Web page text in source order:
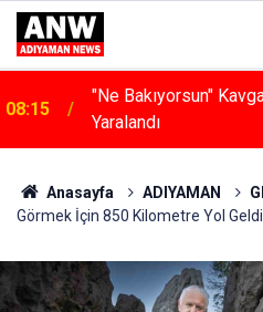
08:15
"Ne Bakıyorsun"
Yaralandı
Anasayfa ADIYAMAN
Görmek İçin 850 Kilometre Yol Geldi